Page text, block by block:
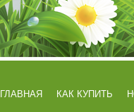
ГЛАВНАЯ КАК КУПИТЬ